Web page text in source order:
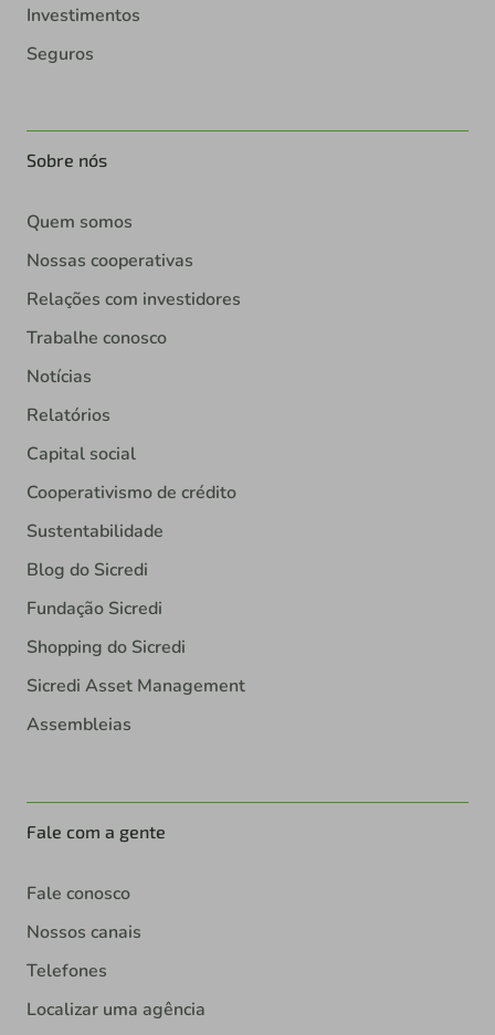
Investimentos
Seguros
Sobre nós
Quem somos
Nossas cooperativas
Relações com investidores
Trabalhe conosco
Notícias
Relatórios
Capital social
Cooperativismo de crédito
Sustentabilidade
Blog do Sicredi
Fundação Sicredi
Shopping do Sicredi
Sicredi Asset Management
Assembleias
Fale com a gente
Fale conosco
Nossos canais
Telefones
Localizar uma agência